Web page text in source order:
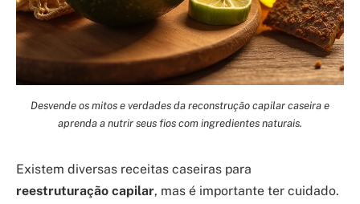
Desvende os mitos e verdades da reconstrução capilar caseira e
aprenda a nutrir seus fios com ingredientes naturais.
Existem diversas receitas caseiras para
reestruturação capilar, mas é importante ter cuidado.